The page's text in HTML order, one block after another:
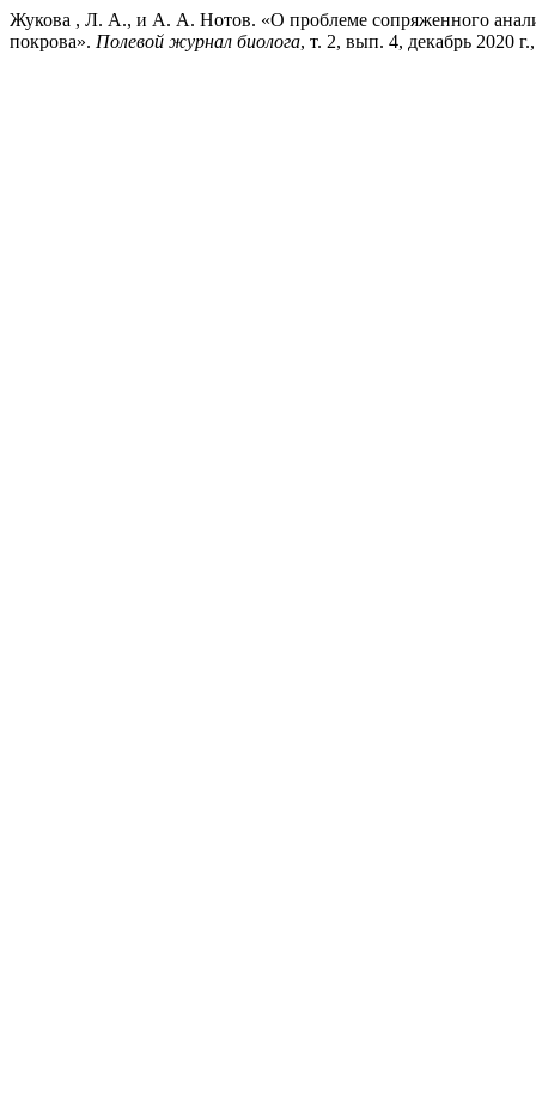
Жукова , Л. А., и А. А. Нотов. «О проблеме сопряженного
покрова». Полевой журнал биолога, т. 2, вып. 4, декабрь 2020